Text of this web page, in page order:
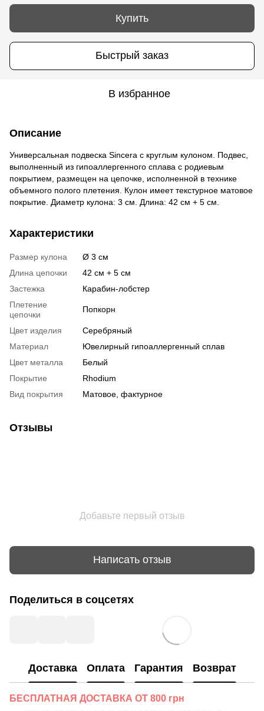
Купить
Быстрый заказ
В избранное
Описание
Универсальная подвеска Sincera с круглым кулоном. Подвес,
выполненный из гипоаллергенного сплава с родиевым
покрытием, размещен на цепочке, исполненной в технике
объемного полого плетения. Кулон имеет текстурное матовое
покрытие. Диаметр кулона: 3 см. Длина: 42 см + 5 см.
Характеристики
Размер кулона
Ø 3 см
Длина цепочки
42 см + 5 см
Застежка
Карабин-лобстер
Плетение
цепочки
Попкорн
Цвет изделия
Серебряный
Материал
Ювелирный гипоаллергенный сплав
Цвет металла
Белый
Покрытие
Rhodium
Вид покрытия
Матовое, фактурное
Отзывы
Добавьте первый отзыв
Написать отзыв
Поделиться в соцсетях
Доставка Оплата Гарантия Возврат
БЕСПЛАТНАЯ ДОСТАВКА ОТ 800 грн